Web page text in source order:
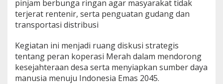
pinjam berbunga ringan agar masyarakat tidak
terjerat rentenir, serta penguatan gudang dan
transportasi distribusi
Kegiatan ini menjadi ruang diskusi strategis
tentang peran koperasi Merah dalam mendorong
kesejahteraan desa serta menyiapkan sumber daya
manusia menuju Indonesia Emas 2045.